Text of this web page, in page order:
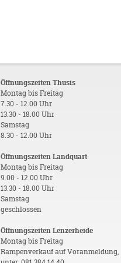
Öffnungszeiten Thusis
Montag bis Freitag
7.30 - 12.00 Uhr
13.30 - 18.00 Uhr
Samstag
8.30 - 12.00 Uhr
Öffnungszeiten Landquart
Montag bis Freitag
9.00 - 12.00 Uhr
13.30 - 18.00 Uhr
Samstag
geschlossen
Öffnungszeiten Lenzerheide
Montag bis Freitag
Rampenverkauf auf Voranmeldung,